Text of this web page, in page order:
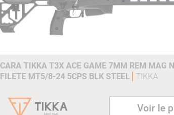
CARA TIKKA T3X ACE GAME 7MM REM MAG
FILETE MT5/8-24 5CPS BLK STEEL
TIKKA
Voir le